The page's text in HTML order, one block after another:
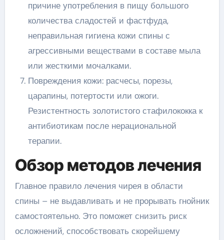
причине употребления в пищу большого
количества сладостей и фастфуда,
неправильная гигиена кожи спины с
агрессивными веществами в составе мыла
или жесткими мочалками.
Повреждения кожи: расчесы, порезы,
царапины, потертости или ожоги.
Резистентность золотистого стафилококка к
антибиотикам после нерациональной
терапии.
Обзор методов лечения
Главное правило лечения чирея в области
спины – не выдавливать и не прорывать гнойник
самостоятельно. Это поможет снизить риск
осложнений, способствовать скорейшему